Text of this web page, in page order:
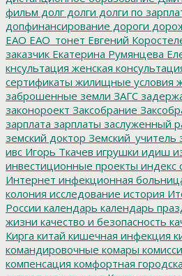
фильм долг долги долги по
допфинансирование дороги
ЕАО ЕАО_тонет Евгений
заказчик Екатерина Румянцева
кнсультация женская
сертификаты жилищные условия
заброшенные земли ЗАГС
законороект Заксобрание
зарплата зарплаты заслуженный
земский доктор Земский_учитель
ивс Игорь Ткачев игрушки идиш
инвестиционные проекты индекс
Интернет инфекционная
колония исследование история
России календарь календарь
жизни качество и безопасность
Кирга китай кишечная инфекция
командировочные комары
компенсация комфортная